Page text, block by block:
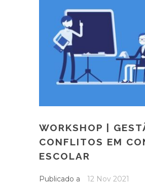
WORKSHOP |
CONFLITOS EM
ESCOLAR
Publicado a
12 Nov 2021